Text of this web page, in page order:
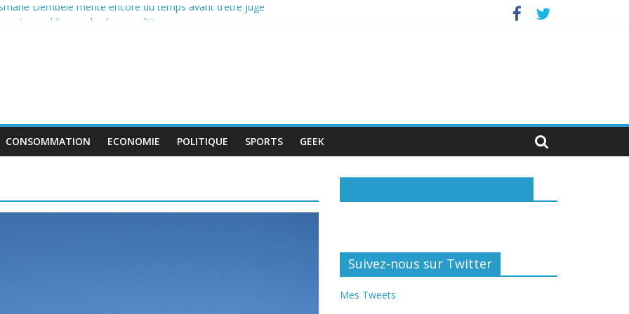
Dembélé mérite encore du temps avant d’être jugé
CONSOMMATION ECONOMIE POLITIQUE SPORTS GEEK
Suivez-nous sur Twitter
Mes Tweets